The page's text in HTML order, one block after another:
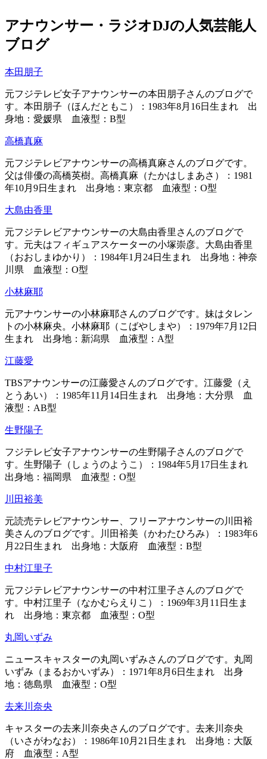
アナウンサー・ラジオDJの人気芸能人
ブログ
本田朋子
元フジテレビ女子アナウンサーの本田朋子さんのブログで
す。本田朋子（ほんだともこ）：1983年8月16日生まれ 出
身地：愛媛県 血液型：B型
高橋真麻
元フジテレビアナウンサーの高橋真麻さんのブログです。
父は俳優の高橋英樹。高橋真麻（たかはしまあさ）：1981
年10月9日生まれ 出身地：東京都 血液型：O型
大島由香里
元フジテレビアナウンサーの大島由香里さんのブログで
す。元夫はフィギュアスケーターの小塚崇彦。大島由香里
（おおしまゆかり）：1984年1月24日生まれ 出身地：神奈
川県 血液型：O型
小林麻耶
元アナウンサーの小林麻耶さんのブログです。妹はタレン
トの小林麻央。小林麻耶（こばやしまや）：1979年7月12日
生まれ 出身地：新潟県 血液型：A型
江藤愛
TBSアナウンサーの江藤愛さんのブログです。江藤愛（え
とうあい）：1985年11月14日生まれ 出身地：大分県 血
液型：AB型
生野陽子
フジテレビ女子アナウンサーの生野陽子さんのブログで
す。生野陽子（しょうのようこ）：1984年5月17日生まれ
出身地：福岡県 血液型：O型
川田裕美
元読売テレビアナウンサー、フリーアナウンサーの川田裕
美さんのブログです。川田裕美（かわたひろみ）：1983年6
月22日生まれ 出身地：大阪府 血液型：B型
中村江里子
元フジテレビアナウンサーの中村江里子さんのブログで
す。中村江里子（なかむらえりこ）：1969年3月11日生ま
れ 出身地：東京都 血液型：O型
丸岡いずみ
ニュースキャスターの丸岡いずみさんのブログです。丸岡
いずみ（まるおかいずみ）：1971年8月6日生まれ 出身
地：徳島県 血液型：O型
去来川奈央
キャスターの去来川奈央さんのブログです。去来川奈央
（いさがわなお）：1986年10月21日生まれ 出身地：大阪
府 血液型：A型